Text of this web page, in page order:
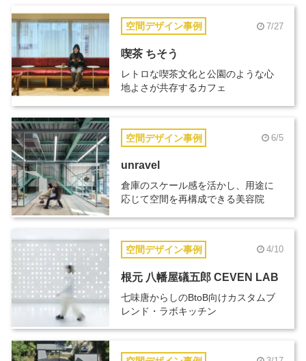
空間デザイン事例 7/27
喫茶 ちそう
レトロな喫茶文化と公園のような心
地よさが共存するカフェ
空間デザイン事例 6/5
unravel
倉庫のスケール感を活かし、用途に
応じて空間を再構成できる美容院
空間デザイン事例 4/10
根元 八幡屋礒五郎 CEVEN LAB
七味唐からしのBtoB向けカスタムブ
レンド・ラボキッチン